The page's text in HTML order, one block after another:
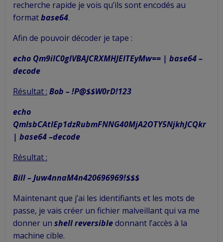
recherche rapide je vois qu’ils sont encodés au
formatbase64.
Afin de pouvoir décoder je tape :
echo Qm9iIC0gIVBAJCRXMHJEITEyMw== | base64 –
decode
Résultat : Bob – !P@$$W0rD!123
echo
QmlsbCAtIEp1dzRubmFNNG40MjA2OTY5NjkhJCQkr
| base64 –decode
Résultat :
Bill – Juw4nnaM4n420696969!$$$
Maintenant que j’ai les identifiants et les mots de
passe, je vais créer un fichier malveillant qui va me
donner un shell reversibledonnant l’accès à la
machine cible.